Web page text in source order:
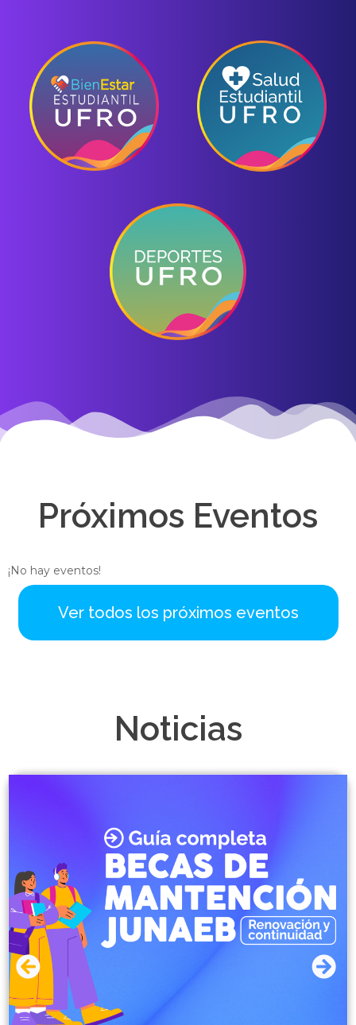
Próximos Eventos
¡No hay eventos!
Ver todos los próximos eventos
Noticias